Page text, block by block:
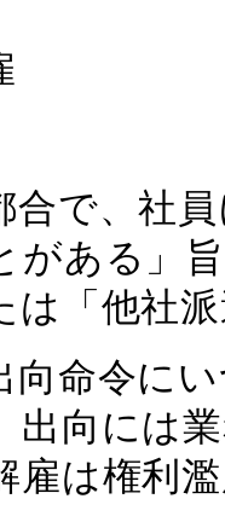
合で、社
がある」
は「他社
向命令に
出向には
雇は権利